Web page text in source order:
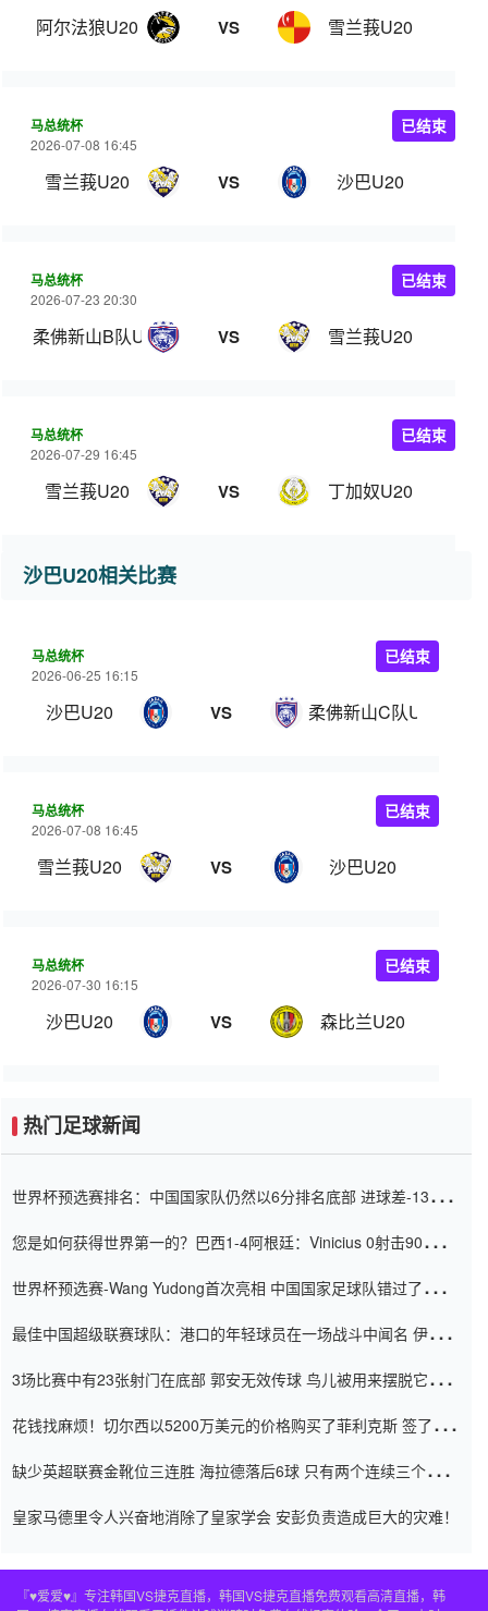
阿尔法狼U20 VS 雪兰莪U20
马总统杯
2026-07-08 16:45
雪兰莪U20 VS 沙巴U20
已结束
马总统杯
2026-07-23 20:30
柔佛新山B队U20 VS 雪兰莪U20
已结束
马总统杯
2026-07-29 16:45
雪兰莪U20 VS 丁加奴U20
已结束
沙巴U20相关比赛
马总统杯
2026-06-25 16:15
沙巴U20 VS 柔佛新山C队U21
已结束
马总统杯
2026-07-08 16:45
雪兰莪U20 VS 沙巴U20
已结束
马总统杯
2026-07-30 16:15
沙巴U20 VS 森比兰U20
已结束
热门足球新闻
世界杯预选赛排名：中国国家队仍然以6分排名底部 进球差-13令人
您是如何获得世界第一的？巴西1-4阿根廷：Vinicius 0射击90分钟
世界杯预选赛-Wang Yudong首次亮相 中国国家足球队错过了世界
最佳中国超级联赛球队：港口的年轻球员在一场战斗中闻名 伊万放
3场比赛中有23张射门在底部 郭安无效传球 鸟儿被用来摆脱它
花钱找麻烦！切尔西以5200万美元的价格购买了菲利克斯 签了7年
缺少英超联赛金靴位三连胜 海拉德落后6球 只有两个连续三个连续
皇家马德里令人兴奋地消除了皇家学会 安彭负责造成巨大的灾难！
『♥爱爱♥』专注韩国VS捷克直播，韩国VS捷克直播免费观看高清直播，韩